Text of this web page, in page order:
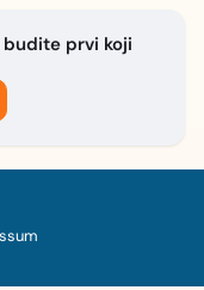
prvi koji